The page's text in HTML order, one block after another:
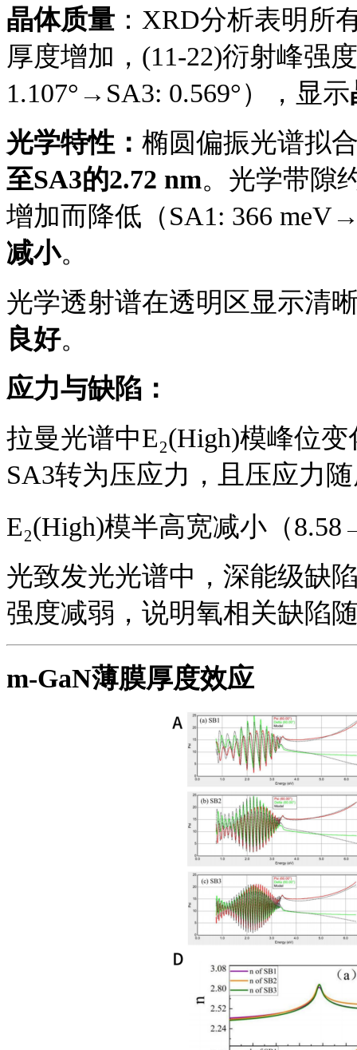
晶体质量 ： XRD分析表明所
厚度增加，(11-22)衍射峰强
1.107°→SA3: 0.569°），显示
光学特性： 椭圆偏振光谱拟
至SA3的2.72 nm。光学带隙
增加而降低（SA1: 366
减小。
光学透射谱在透明区显示清
良好。
应力与缺陷：
拉曼光谱中E₂(High)模峰位
SA3转为压应力，且压应力
E₂(High)模半高宽减小（
光致发光光谱中，深能级缺
强度减弱，说明氧相关缺陷
m-GaN薄膜厚度效应